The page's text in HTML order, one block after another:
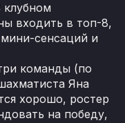
клубном
входить в топ-8,
сенсаций и
команды (по
Яна
хорошо, ростер
на победу,